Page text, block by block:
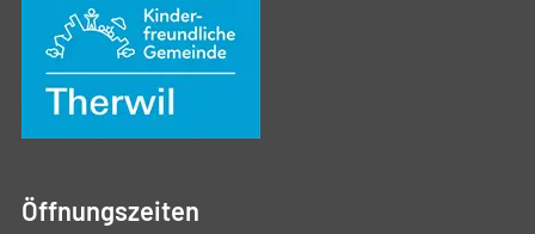
Öffnungszeiten